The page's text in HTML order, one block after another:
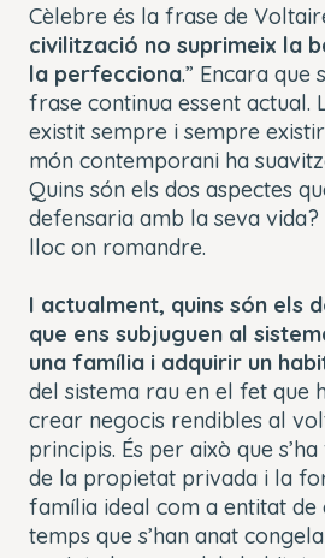
Cèlebre és la frase de
civilització no suprimeix la
la perfecciona.” Encara que
frase continua essent actual.
existit sempre i sempre
món contemporani ha
Quins són els dos aspectes
defensaria amb la seva vida?
lloc on romandre.
I actualment, quins són els
que ens subjuguen al
una família i adquirir un
del sistema rau en el fet que
crear negocis rendibles al
principis. És per això que
de la propietat privada i la
família ideal com a entitat de
temps que s’han anat